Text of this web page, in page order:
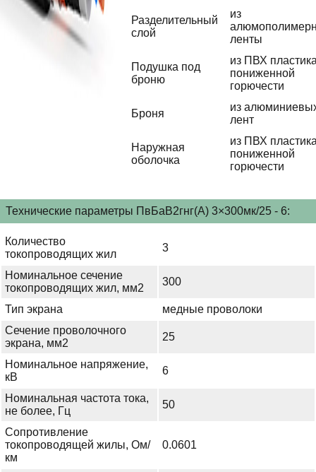
Разделительный
слой
из
ленты
Подушка под
броню
из ПВХ
пониженной
горючести
Броня
из
лент
Наружная
оболочка
из ПВХ
пониженной
горючести
Технические параметры ПвБаВ2гнг(А) 3×300мк/25 - 6:
Количество
токопроводящих жил
3
Номинальное сечение
токопроводящих жил, мм2
300
Тип экрана
медные проволоки
Сечение проволочного
экрана, мм2
25
Номинальное напряжение,
кВ
6
Номинальная частота тока,
не более, Гц
50
Сопротивление
токопроводящей жилы, Ом/
км
0.0601